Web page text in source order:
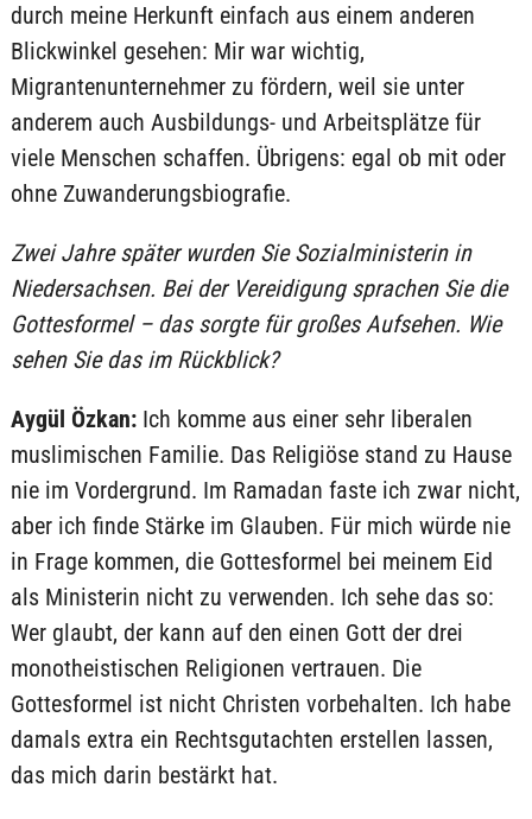
durch meine Herkunft einfach aus einem anderen
Blickwinkel gesehen: Mir war wichtig,
Migrantenunternehmer zu fördern, weil sie unter
anderem auch Ausbildungs- und Arbeitsplätze für
viele Menschen schaffen. Übrigens: egal ob mit oder
ohne Zuwanderungsbiografie.
Zwei Jahre später wurden Sie Sozialministerin in
Niedersachsen. Bei der Vereidigung sprachen Sie die
Gottesformel – das sorgte für großes Aufsehen. Wie
sehen Sie das im Rückblick?
Aygül Özkan: Ich komme aus einer sehr liberalen
muslimischen Familie. Das Religiöse stand zu Hause
nie im Vordergrund. Im Ramadan faste ich zwar nicht,
aber ich finde Stärke im Glauben. Für mich würde nie
in Frage kommen, die Gottesformel bei meinem Eid
als Ministerin nicht zu verwenden. Ich sehe das so:
Wer glaubt, der kann auf den einen Gott der drei
monotheistischen Religionen vertrauen. Die
Gottesformel ist nicht Christen vorbehalten. Ich habe
damals extra ein Rechtsgutachten erstellen lassen,
das mich darin bestärkt hat.